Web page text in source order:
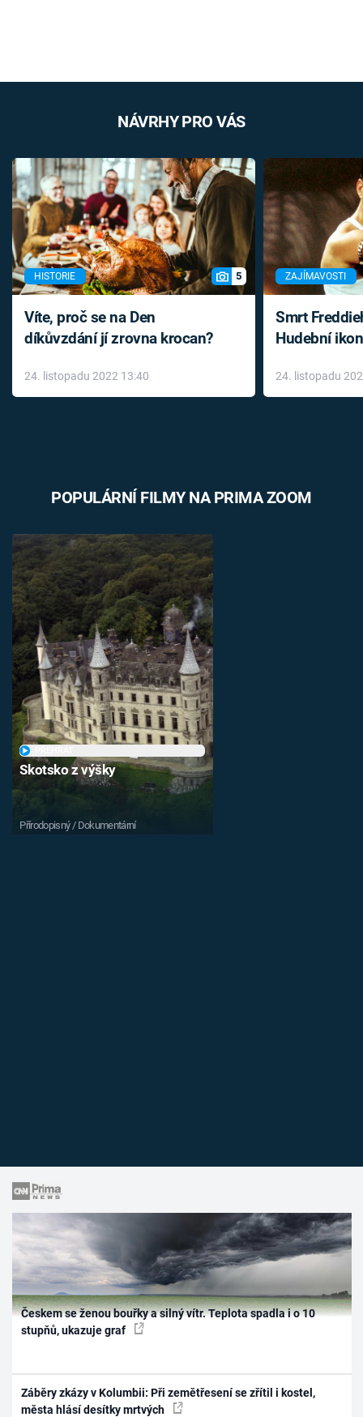
NÁVRHY PRO VÁS
HISTORIE 5
Víte, proč se na Den
díkůvzdání jí zrovna krocan?
24. listopadu 2022 13:40
ZAJÍMAVOSTI
Smrt
Hudební
léky
24. listopadu
POPULÁRNÍ FILMY NA PRIMA ZOOM
Skotsko z výšky
Přírodopisný / Dokumentární
Českem se ženou bouřky a silný vítr. Teplota spadla i o 10
stupňů, ukazuje graf
Záběry zkázy v Kolumbii: Při zemětřesení se zřítil i kostel,
města hlásí desítky mrtvých